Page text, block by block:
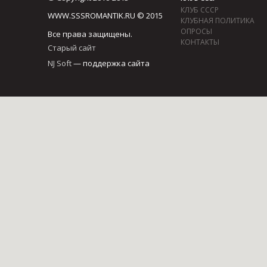
WWW.SSSROMANTIK.RU © 2015
Все права защищены.
Старый сайт
NJ Soft— поддержка сайта
КЛУБ СССР
КЛУБНАЯ ПОЛИТИКА
ОПРОСЫ
КОНТАКТЫ